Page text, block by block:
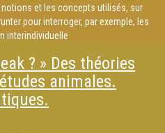
et les concepts utilisés, sur
pour interroger, par exemple, les
interindividuelle
? » Des théories
animales.